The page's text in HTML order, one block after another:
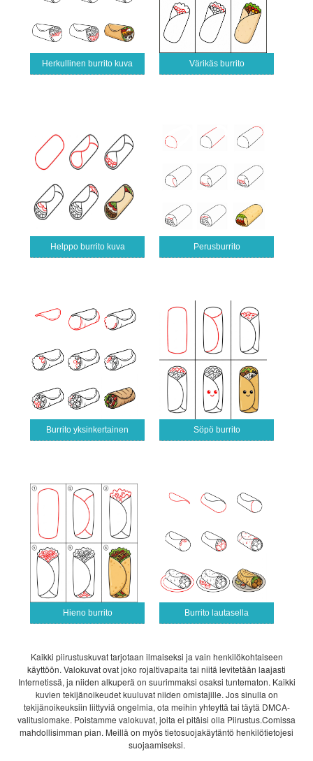
Herkullinen burrito kuva Värikäs burrito
Helppo burrito kuva Perusburrito
Burrito yksinkertainen Söpö burrito
Hieno burrito Burrito lautasella
Kaikki piirustuskuvat tarjotaan ilmaiseksi ja vain henkilökohtaiseen
käyttöön. Valokuvat ovat joko rojaltivapaita tai niitä levitetään laajasti
Internetissä, ja niiden alkuperä on suurimmaksi osaksi tuntematon. Kaikki
kuvien tekijänoikeudet kuuluvat niiden omistajille. Jos sinulla on
tekijänoikeuksiin liittyviä ongelmia, ota meihin yhteyttä tai täytä DMCA-
valituslomake. Poistamme valokuvat, joita ei pitäisi olla Piirustus.Comissa
mahdollisimman pian. Meillä on myös tietosuojakäytäntö henkilötietojesi
suojaamiseksi.